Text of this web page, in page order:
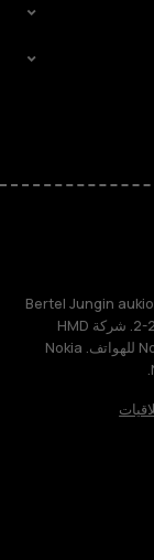
TM و © 2026 HMD Global. جميع الحقوق محفوظة. Bertel Jungin aukio
9, 02600 Espoo, Finland. مُعرِّف الشركة: 2724044-2. شركة HMD
Global Oy حاصلة على ترخيص من الاسم التجاري Nokia للهواتف. Nokia